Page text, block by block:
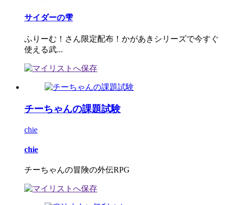
サイダーの雫
ふりーむ！さん限定配布！かがあきシリーズで今すぐ
使える武...
チーちゃんの課題試験
chie
chie
チーちゃんの冒険の外伝RPG